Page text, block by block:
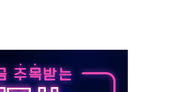
통업계 양극화 심화